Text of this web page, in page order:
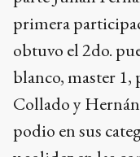
y solidez en las
Corpo e Mente
formación de
también en la
promoviendo
edades, inclusive